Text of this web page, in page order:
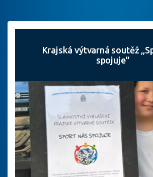
Krajská výtvarná soutěž
spojuje“